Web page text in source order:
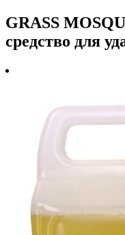
GRASS
средство для